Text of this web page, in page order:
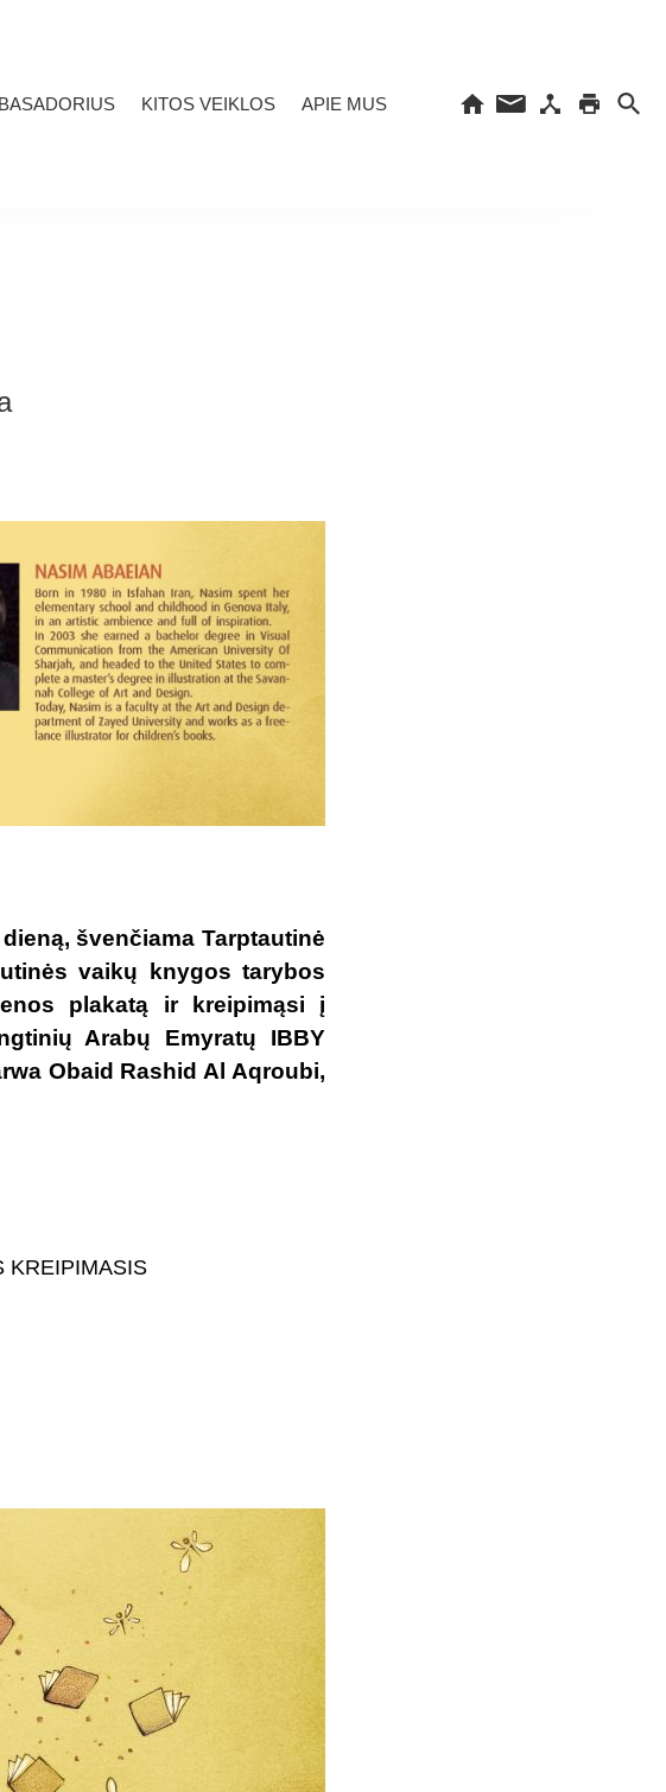
KITOS VEIKLOS APIE MUS
švenčiama Tarptautinė
vaikų knygos tarybos
plakatą ir kreipimąsi į
Arabų Emyratų IBBY
Obaid Rashid Al Aqroubi,
KREIPIMASIS